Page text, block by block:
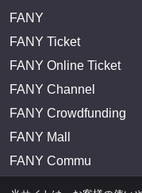
FANY
FANY Ticket
FANY Online Ticket
FANY Channel
FANY Crowdfunding
FANY Mall
FANY Commu